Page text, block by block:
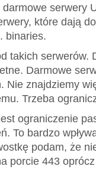
serwery
które dają
binaries.
takich serwerów.
Darmowe
Nie znajdziemy
Trzeba
ograniczenie
To bardzo
podam, że
porcie 443